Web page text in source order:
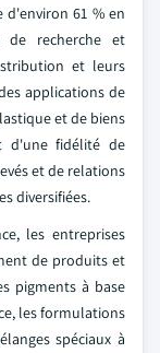
61 % en
de recherche et
et leurs
applications de
et de biens
d'une fidélité de
et de relations
diversifiées.
les entreprises
de produits et
pigments à base
les formulations
spéciaux à